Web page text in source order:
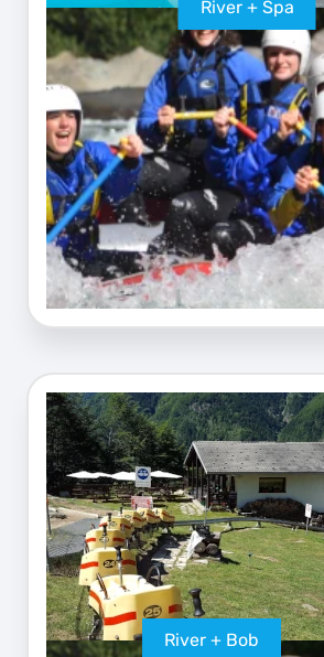
River + Spa
River + Bob